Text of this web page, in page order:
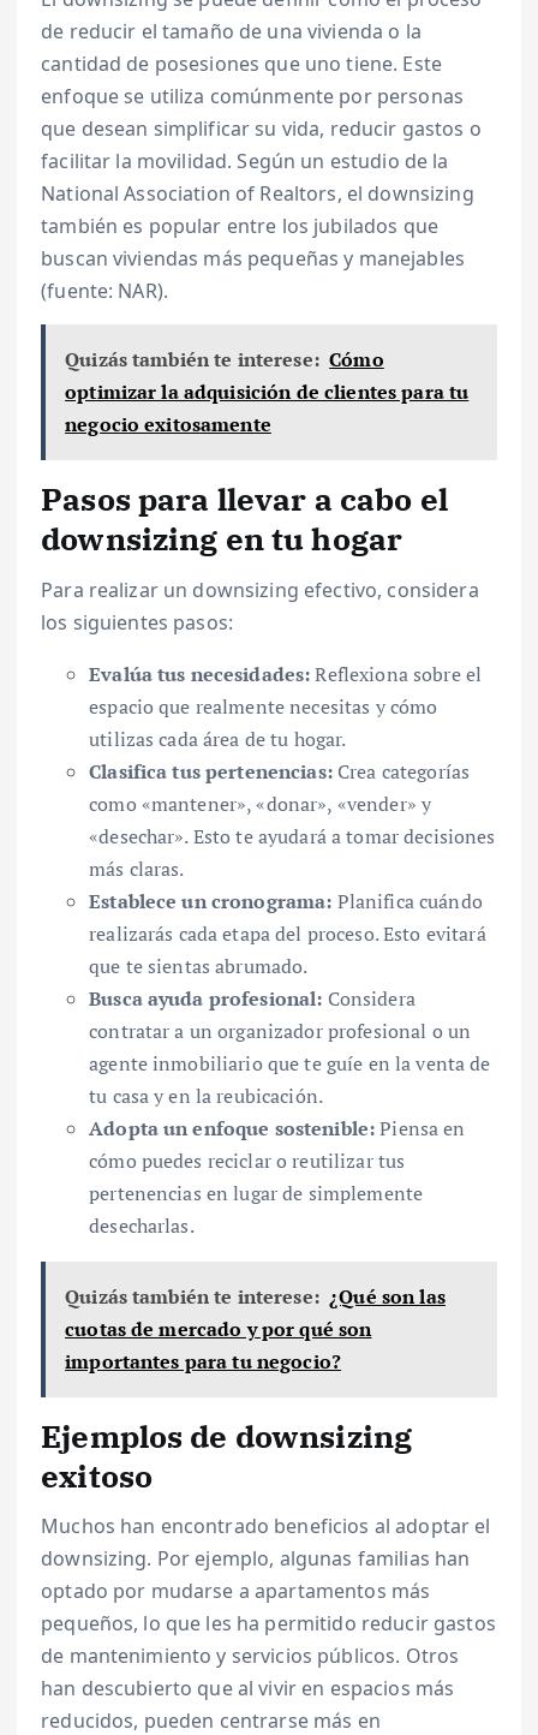
de reducir el tamaño de una vivienda o la
cantidad de posesiones que uno tiene. Este
enfoque se utiliza comúnmente por personas
que desean simplificar su vida, reducir gastos o
facilitar la movilidad. Según un estudio de la
National Association of Realtors, el downsizing
también es popular entre los jubilados que
buscan viviendas más pequeñas y manejables
(fuente: NAR).
Quizás también te interese: Cómo
optimizar la adquisición de clientes para tu
negocio exitosamente
Pasos para llevar a cabo el
downsizing en tu hogar
Para realizar un downsizing efectivo, considera
los siguientes pasos:
Evalúa tus necesidades:Reflexiona sobre el
espacio que realmente necesitas y cómo
utilizas cada área de tu hogar.
Clasifica tus pertenencias:Crea categorías
como «mantener», «donar», «vender» y
«desechar». Esto te ayudará a tomar decisiones
más claras.
Establece un cronograma: Planifica cuándo
realizarás cada etapa del proceso. Esto evitará
que te sientas abrumado.
Busca ayuda profesional: Considera
contratar a un organizador profesional o un
agente inmobiliario que te guíe en la venta de
tu casa y en la reubicación.
Adopta un enfoque sostenible:Piensa en
cómo puedes reciclar o reutilizar tus
pertenencias en lugar de simplemente
desecharlas.
Quizás también te interese: ¿Qué son las
cuotas de mercado y por qué son
importantes para tu negocio?
Ejemplos de downsizing
exitoso
Muchos han encontrado beneficios al adoptar el
downsizing. Por ejemplo, algunas familias han
optado por mudarse a apartamentos más
pequeños, lo que les ha permitido reducir gastos
de mantenimiento y servicios públicos. Otros
han descubierto que al vivir en espacios más
reducidos, pueden centrarse más en